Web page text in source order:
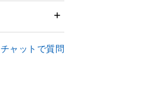
チャットで質問